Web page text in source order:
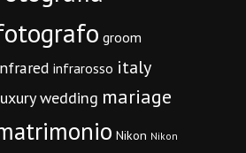
groom
infrarosso italy
wedding mariage
Nikon Nikon